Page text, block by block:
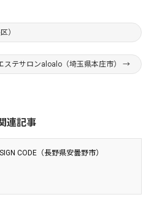
）
ステサロンaloalo（埼玉県本庄市） →
連記事
CODE（長野県安曇野市）